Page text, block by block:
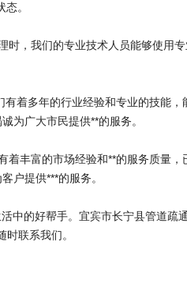
。
，我们的专业技术人员能够使用
着多年的行业经验和专业的技能
为广大市民提供**的服务。
丰富的市场经验和**的服务质量
户提供***的服务。
中的好帮手。宜宾市长宁县管道疏
联系我们。